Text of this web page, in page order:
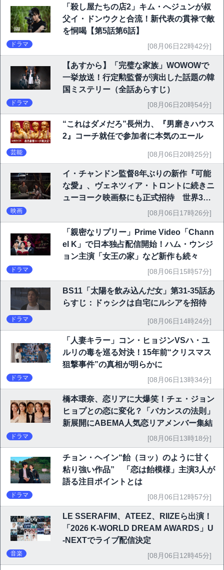
「殺し屋たちの店2」キム・へジュンが叔
父イ・ドンウクと合流！新代表の貫禄で敵
を恫喝【第5話第6話】
ドラマ [08月06日22時42分]
【あすから】「完璧な家族」WOWOWで
一挙放送！行定勲監督が演出した話題の韓
国ミステリー（全話あらすじ）
ドラマ [08月06日20時54分]
“これはダメだろ”長州力、『男磨きハウス
2』コーチ就任で参加者に本気のエール
芸能 [08月06日20時25分]
イ・チャンドン監督8年ぶりの新作『可能
な愛』、ヴェネツィア・トロントに続きニ
ューヨーク映画祭にも正式招待 世界3大
映画祭で快挙｜Netflix映画
映画 [08月06日17時26分]
「親密なリプリー」Prime Video「Chann
el K」で日本独占配信開始！ハム・ウンジ
ョン主演「女王の家」など新作も続々
ドラマ [08月06日15時57分]
BS11「太陽を飲み込んだ女」第31-35話あ
らすじ：ドゥシクは自宅にルシアを招待
ドラマ [08月06日14時24分]
「人妻キラー」コン・ヒョジンVSハ・ユ
ルリの毒を巡る対決！15年前“クリスマス
狙撃事件”の真相が明らかに
ドラマ [08月06日13時34分]
橋本環奈、恋リアに大爆笑！チェ・ジョン
ヒョプとの恋に変化？「バカンスの法則」
新展開にABEMA人気恋リアメンバー集結
ドラマ [08月06日13時18分]
チョン・ヘイン“飴（ヨッ）のように甘く
粘り強い作品” 「恋は飴模様」主演3人が
語る注目ポイントとは
ドラマ [08月06日12時57分]
LE SSERAFIM、ATEEZ、RIIZEら出演！
「2026 K-WORLD DREAM AWARDS」U
-NEXTでライブ配信決定
音楽 [08月06日12時45分]